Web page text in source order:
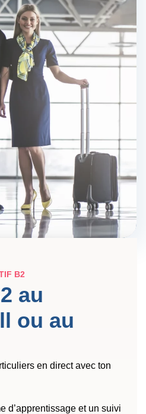
B2
au
ou au
en direct avec ton
d’apprentissage et un suivi